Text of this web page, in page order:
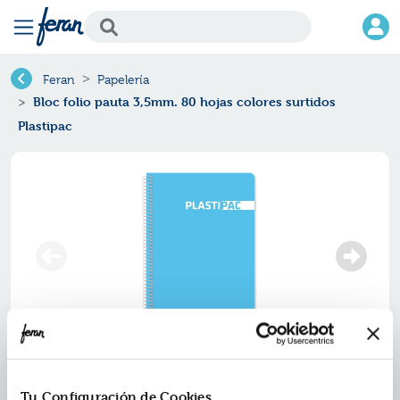
Tu Configuración de Cookies
Feran Papelería
Bloc folio pauta 3,5mm. 80 hojas colores surtidos
Plastipac